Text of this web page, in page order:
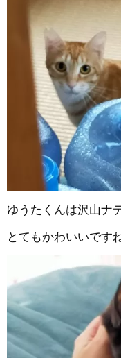
ゆうたくんは沢山ナ
とてもかわいいですね